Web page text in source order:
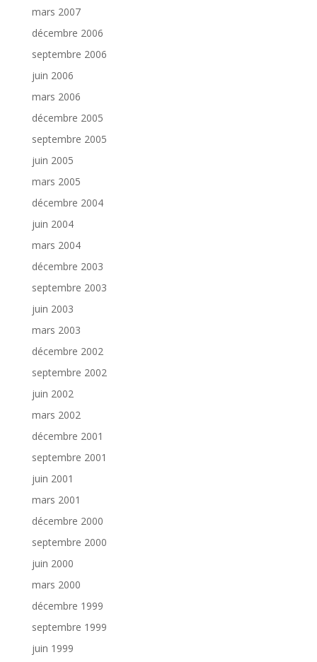
mars 2007
décembre 2006
septembre 2006
juin 2006
mars 2006
décembre 2005
septembre 2005
juin 2005
mars 2005
décembre 2004
juin 2004
mars 2004
décembre 2003
septembre 2003
juin 2003
mars 2003
décembre 2002
septembre 2002
juin 2002
mars 2002
décembre 2001
septembre 2001
juin 2001
mars 2001
décembre 2000
septembre 2000
juin 2000
mars 2000
décembre 1999
septembre 1999
juin 1999